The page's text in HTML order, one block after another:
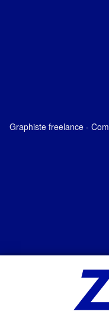
Graphiste freelance -